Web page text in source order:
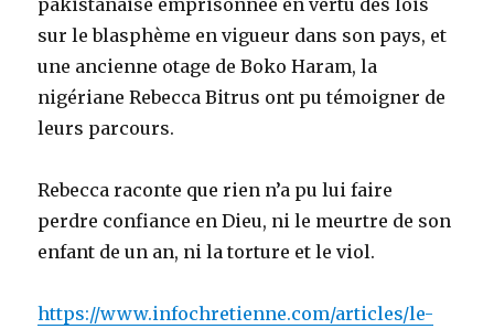
sur le blasphème en vigueur dans son pays, et
une ancienne otage de Boko Haram, la
nigériane Rebecca Bitrus ont pu témoigner de
leurs parcours.
Rebecca raconte que rien n’a pu lui faire
perdre confiance en Dieu, ni le meurtre de son
enfant de un an, ni la torture et le viol.
https://www.infochretienne.com/articles/le-